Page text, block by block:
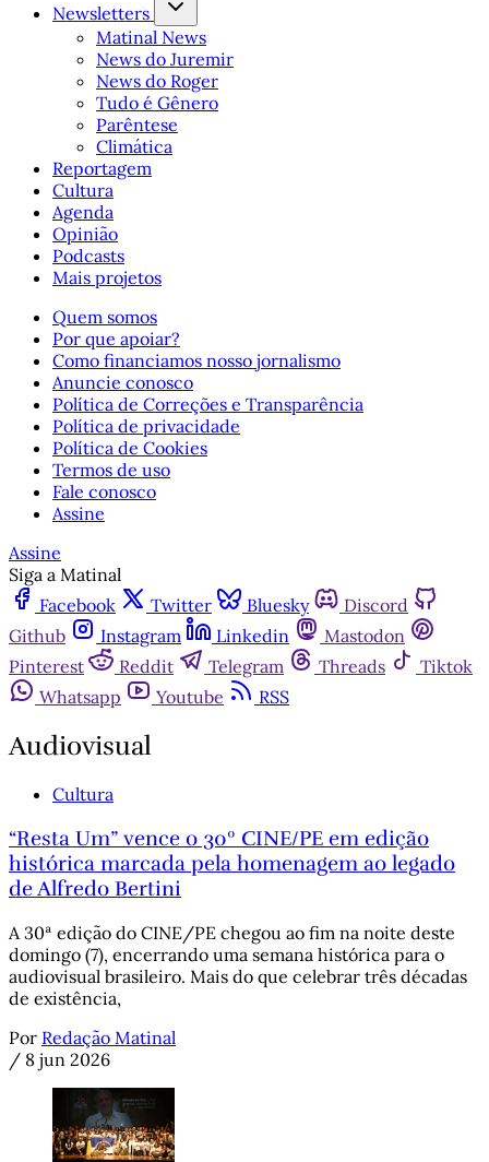
Newsletters
Matinal News
News do Juremir
News do Roger
Tudo é Gênero
Parêntese
Climática
Reportagem
Cultura
Agenda
Opinião
Podcasts
Mais projetos
Quem somos
Por que apoiar?
Como financiamos nosso jornalismo
Anuncie conosco
Política de Correções e Transparência
Política de privacidade
Política de Cookies
Termos de uso
Fale conosco
Assine
Assine
Siga a Matinal
Facebook
Twitter Bluesky
Discord
Github
Instagram Linkedin
Mastodon
Pinterest
Reddit Telegram Threads
Tiktok
Whatsapp
Youtube RSS
Audiovisual
Cultura
“Resta Um” vence o 30º CINE/PE em edição
histórica marcada pela homenagem ao legado
de Alfredo Bertini
A 30ª edição do CINE/PE chegou ao fim na noite deste
domingo (7), encerrando uma semana histórica para o
audiovisual brasileiro. Mais do que celebrar três décadas
de existência,
Por Redação Matinal
/ 8 jun 2026